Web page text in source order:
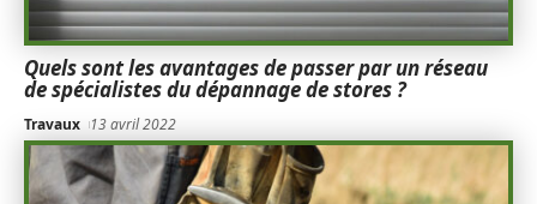
Quels sont les avantages de passer par un réseau
de spécialistes du dépannage de stores ?
Travaux 13 avril 2022